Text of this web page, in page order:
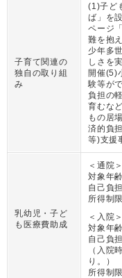
子育て関連の
独自の取り組
み
(1)子ど
ば」を
ページ
難を抱
少年多
しさを
開催(5)
験等が
負担の
育むな
もの居
済的負
等)支援
乳幼児・子ど
も医療費助成
＜通院＞
対象年齢
自己負担
所得制限
＜入院＞
対象年齢
自己負担
（ 入院
り。
）
所得制限